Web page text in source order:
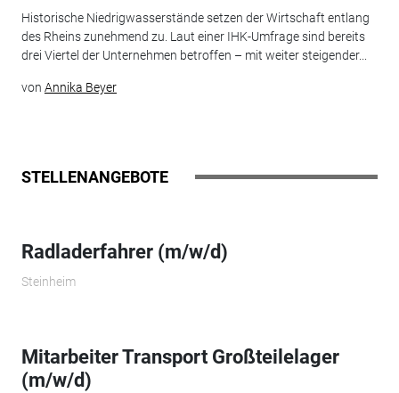
Historische Niedrigwasserstände setzen der Wirtschaft entlang
des Rheins zunehmend zu. Laut einer IHK-Umfrage sind bereits
drei Viertel der Unternehmen betroffen – mit weiter steigender...
von Annika Beyer
STELLENANGEBOTE
Radladerfahrer (m/w/d)
Steinheim
Mitarbeiter Transport Großteilelager
(m/w/d)